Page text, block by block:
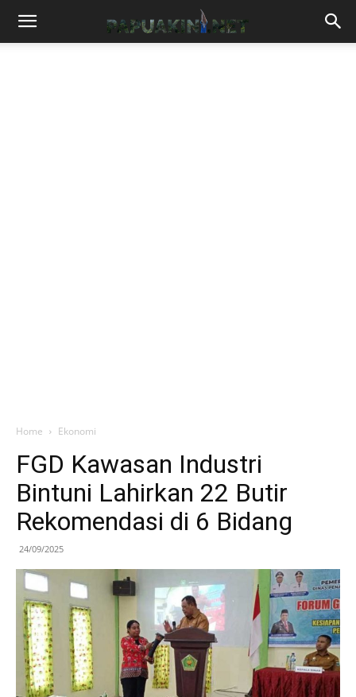
Home Ekonomi
FGD Kawasan Industri
Bintuni Lahirkan 22 Butir
Rekomendasi di 6 Bidang
24/09/2025